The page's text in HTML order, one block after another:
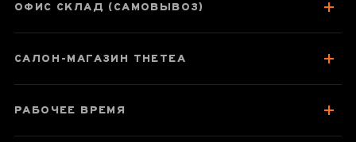
ОФИС СКЛАД (САМОВЫВОЗ)
САЛОН-МАГАЗИН THETEA
РАБОЧЕЕ ВРЕМЯ